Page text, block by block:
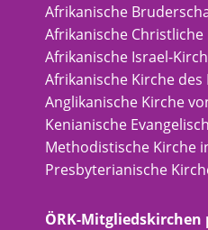
Afrikanische
Afrikanische
Afrikanische Israel-
Afrikanische Kirche des
Anglikanische Kirche
Kenianische
Methodistische Kirche
Presbyterianische
ÖRK-